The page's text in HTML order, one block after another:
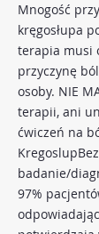
Mnogość
kręgosłupa
terapia musi
przyczynę
osoby. NIE
terapii, ani
ćwiczeń na
badanie/
97%